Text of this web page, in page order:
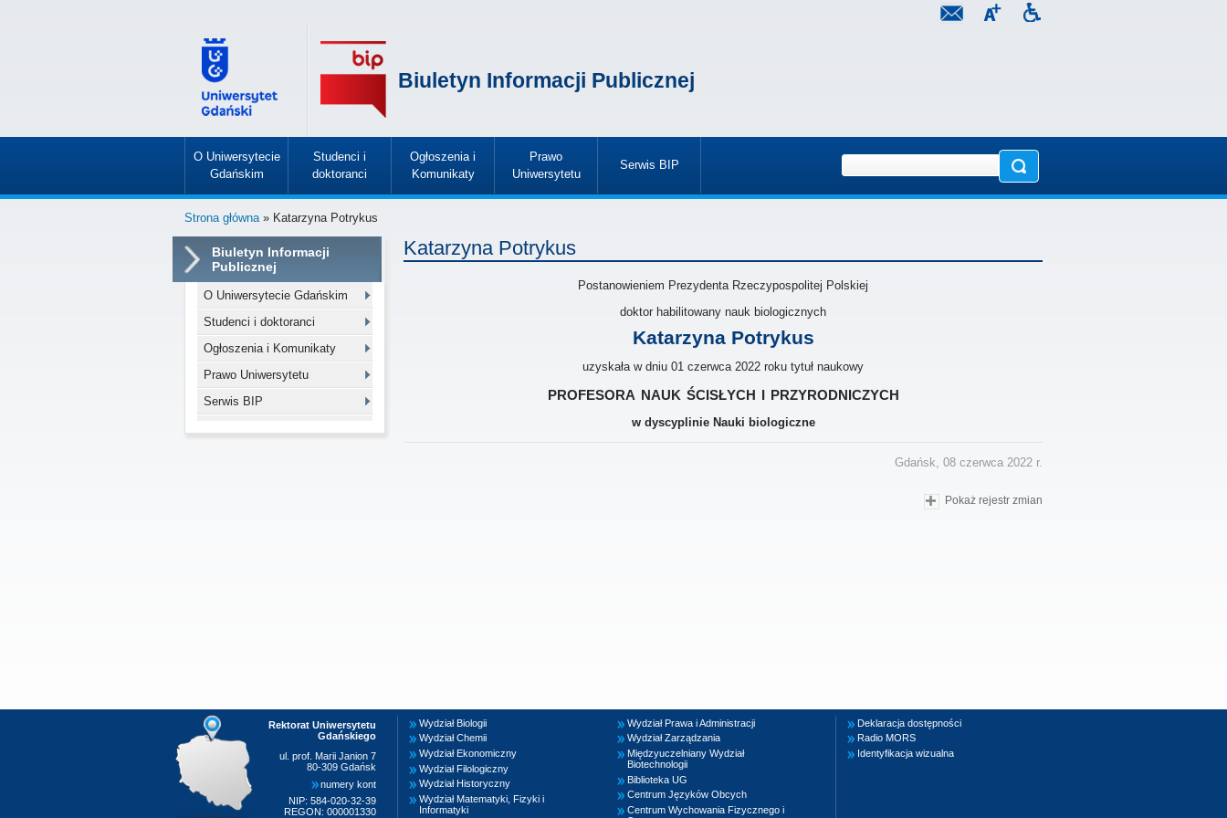
Biuletyn Informacji Publicznej
O Uniwersytecie
Gdańskim
»
Studenci i
doktoranci
»
Ogłoszenia i
Komunikaty
»
Prawo
Uniwersytetu
»
Serwis BIP
»
Strona główna» Katarzyna Potrykus
Biuletyn Informacji
Publicznej
O Uniwersytecie Gdańskim
Studenci i doktoranci
Ogłoszenia i Komunikaty
Prawo Uniwersytetu
Serwis BIP
Katarzyna Potrykus
Postanowieniem Prezydenta Rzeczypospolitej Polskiej
doktor habilitowany nauk biologicznych
Katarzyna Potrykus
uzyskała w dniu 01 czerwca 2022 roku tytuł naukowy
profesora nauk ścisłych i przyrodniczych
w dyscyplinie Nauki biologiczne
Gdańsk, 08 czerwca 2022 r.
Pokaż rejestr zmian
Rektorat Uniwersytetu
Gdańskiego
ul. prof. Marii Janion 7
80-309 Gdańsk
numery kont
NIP: 584-020-32-39
REGON: 000001330
Wydział Biologii
Wydział Chemii
Wydział Ekonomiczny
Wydział Filologiczny
Wydział Historyczny
Wydział Matematyki, Fizyki i
Informatyki
Wydział Prawa i Administracji
Wydział Zarządzania
Międzyuczelniany Wydział
Biotechnologii
Biblioteka UG
Centrum Języków Obcych
Centrum Wychowania Fizycznego i
Deklaracja dostępności
Radio MORS
Identyfikacja wizualna